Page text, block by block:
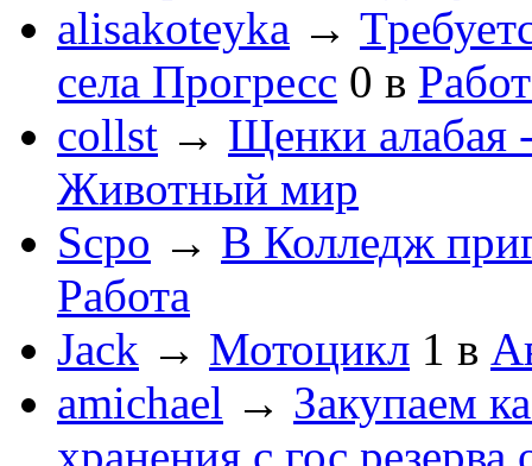
alisakoteyka →
села Прогресс 0 в
collst → Щенки алабая
Животный мир
Scpo → В Колледж
Работа
Jack → Мотоцикл 1 в
amichael → Закупаем